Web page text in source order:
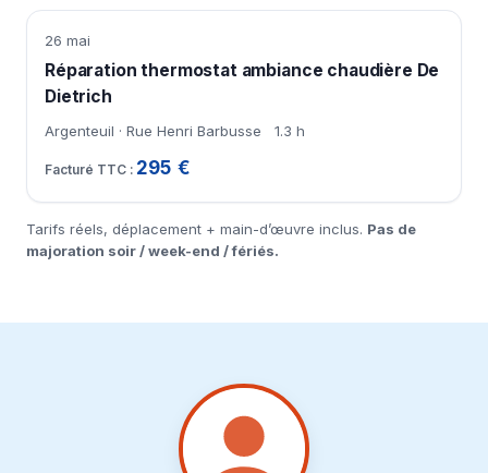
26 mai
Réparation thermostat ambiance chaudière De
Dietrich
Argenteuil · Rue Henri Barbusse 1.3 h
295 €
Tarifs réels, déplacement + main-d’œuvre inclus. Pas de
majoration soir / week-end / fériés.